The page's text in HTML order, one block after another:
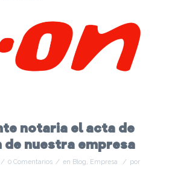
notaria el acta de
nuestra empresa
/ 0 Comentarios / en Blog Empresa / por